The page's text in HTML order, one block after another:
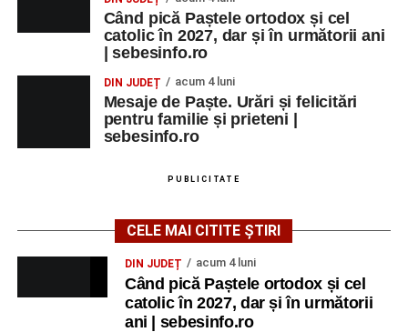
Grădina Muzeului Municipal „Ioan
Raica” Sebeș
„Armonia artelor”– salon literar și întâlnire
cu artele plastice, organizat alături de artiști locali.
– Proiecție cinematografică:
„Anotimpurile”de Antonio Vivaldi (rating N-15).
MIERCURI, 26 AUGUST 2026
Copiii în armonia orașului
Când pică Paștele ortodox și cel
catolic în 2027, dar și în următorii ani
| sebesinfo.ro
DIN JUDEȚ acum 4 luni
Mesaje de Paște. Urări și felicitări
pentru familie și prieteni |
sebesinfo.ro
PUBLICITATE
CELE MAI CITITE ȘTIRI
DIN JUDEȚ acum 4 luni
Când pică Paștele ortodox și cel
catolic în 2027, dar și în următorii
ani | sebesinfo.ro